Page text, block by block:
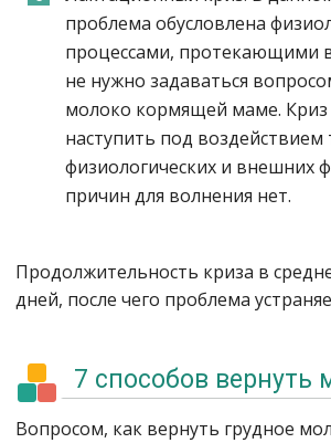
проблема обусловлена
процессами, протекающими
не нужно задаваться
молоко кормящей маме.
наступить под воздействием
физиологических и внешних
причин для волнения нет.
Продолжительность криза в
дней, после чего проблема
7 способов вернуть
Вопросом, как вернуть грудное